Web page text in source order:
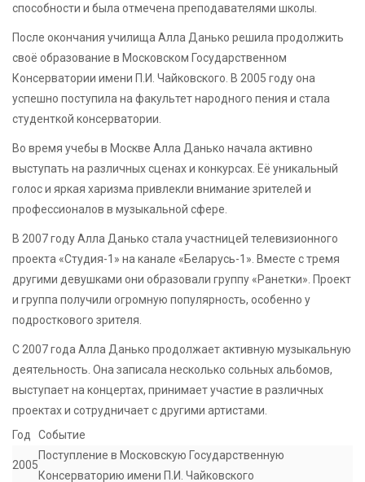
способности и была отмечена преподавателями школы.
После окончания училища Алла Данько решила продолжить
своё образование в Московском Государственном
Консерватории имени П.И. Чайковского. В 2005 году она
успешно поступила на факультет народного пения и стала
студенткой консерватории.
Во время учебы в Москве Алла Данько начала активно
выступать на различных сценах и конкурсах. Её уникальный
голос и яркая харизма привлекли внимание зрителей и
профессионалов в музыкальной сфере.
В 2007 году Алла Данько стала участницей телевизионного
проекта «Студия-1» на канале «Беларусь-1». Вместе с тремя
другими девушками они образовали группу «Ранетки». Проект
и группа получили огромную популярность, особенно у
подросткового зрителя.
С 2007 года Алла Данько продолжает активную музыкальную
деятельность. Она записала несколько сольных альбомов,
выступает на концертах, принимает участие в различных
проектах и сотрудничает с другими артистами.
Год
Событие
2005
Поступление в Московскую Государственную
Консерваторию имени П.И. Чайковского